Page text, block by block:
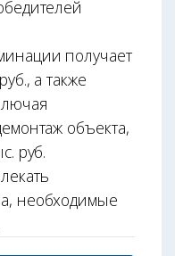
получает
а также
объекта,
руб.
необходимые